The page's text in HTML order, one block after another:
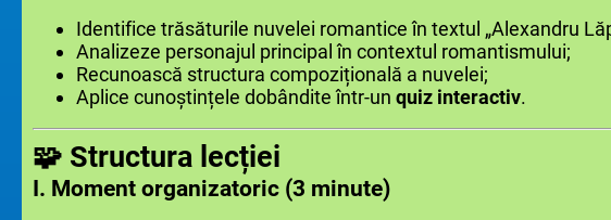
Identifice trăsăturile nuvelei romantice în textul „Alexandru
Analizeze personajul principal în contextul romantismului;
Recunoască structura compozițională a nuvelei;
Aplice cunoștințele dobândite într-un quiz interactiv.
🧩 Structura lecției
I. Moment organizatoric (3 minute)